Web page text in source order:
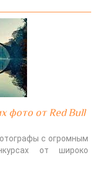
фото от Red Bull
с огромным
от широко